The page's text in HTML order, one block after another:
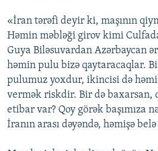
«İran tərəfi deyir ki, maşının
Həmin məbləği girov kimi
Guya Biləsuvardan Azərbaycan
həmin pulu bizə qaytaracaqlar.
pulumuz yoxdur, ikincisi də
vermək riskdir. Bir də baxarsan,
etibar var? Qoy görək başımıza
İranın arası dəyəndə, həmişə